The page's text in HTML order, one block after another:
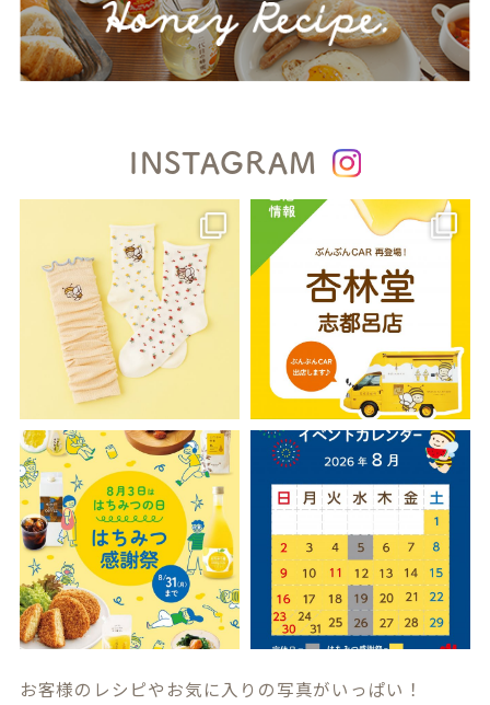
INSTAGRAM
お客様のレシピやお気に入りの写真がいっぱい！